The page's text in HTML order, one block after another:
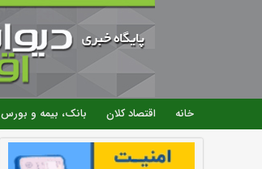
خانه اقتصاد کلان بانک، بیمه و بورس